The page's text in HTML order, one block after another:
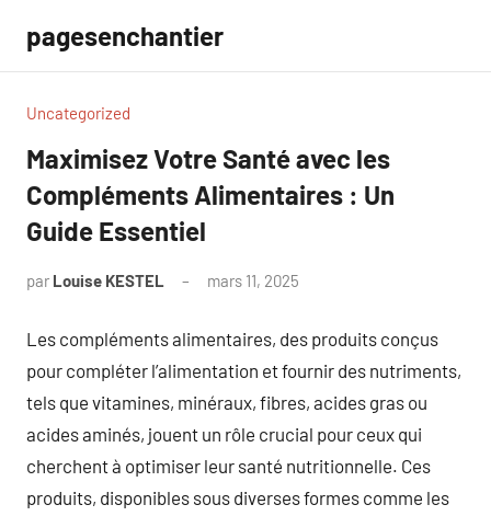
contenu
pagesenchantier
Uncategorized
Maximisez Votre Santé avec les
Compléments Alimentaires : Un
Guide Essentiel
par Louise KESTEL mars 11, 2025
Les compléments alimentaires, des produits conçus
pour compléter l’alimentation et fournir des nutriments,
tels que vitamines, minéraux, fibres, acides gras ou
acides aminés, jouent un rôle crucial pour ceux qui
cherchent à optimiser leur santé nutritionnelle. Ces
produits, disponibles sous diverses formes comme les